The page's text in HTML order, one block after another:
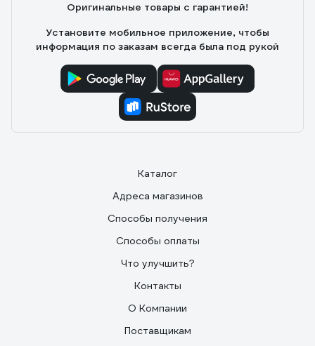
Оригинальные товары с гарантией!
Установите мобильное приложение, чтобы
информация по заказам всегда была под рукой
Каталог
Адреса магазинов
Способы получения
Способы оплаты
Что улучшить?
Контакты
О Компании
Поставщикам